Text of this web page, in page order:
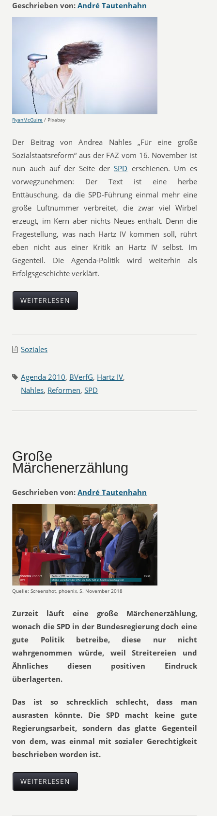
Geschrieben von: André Tautenhahn
RyanMcGuire / Pixabay
Der Beitrag von Andrea Nahles „Für eine große
Sozialstaatsreform“ aus der FAZ vom 16. November ist
nun auch auf der Seite derSPD erschienen. Um es
vorwegzunehmen: Der Text ist eine herbe
Enttäuschung, da die SPD-Führung einmal mehr eine
große Luftnummer verbreitet, die zwar viel Wirbel
erzeugt, im Kern aber nichts Neues enthält. Denn die
Fragestellung, was nach Hartz IV kommen soll, rührt
eben nicht aus einer Kritik an Hartz IV selbst. Im
Gegenteil. Die Agenda-Politik wird weiterhin als
Erfolgsgeschichte verklärt.
WEITERLESEN
Soziales
Agenda 2010, BVerfG, Hartz IV,
Nahles, Reformen,SPD
Große
Märchenerzählung
Geschrieben von: André Tautenhahn
Quelle: Screenshot, phoenix, 5. November 2018
Zurzeit läuft eine große Märchenerzählung,
wonach die SPD in der Bundesregierung doch eine
gute Politik betreibe, diese nur nicht
wahrgenommen würde, weil Streitereien und
Ähnliches diesen positiven Eindruck
überlagerten.
Das ist so schrecklich schlecht, dass man
ausrasten könnte. Die SPD macht keine gute
Regierungsarbeit, sondern das glatte Gegenteil
von dem, was einmal mit sozialer Gerechtigkeit
beschrieben worden ist.
WEITERLESEN